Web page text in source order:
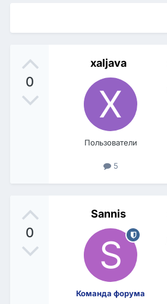
0
xaljava
Пользователи
5
0
Sannis
Команда форума